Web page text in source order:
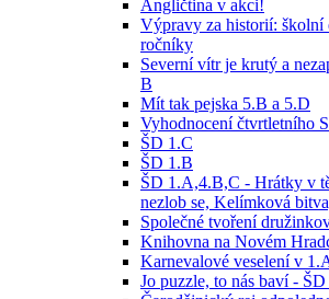
Angličtina v akci!
Výpravy za historií: školní
ročníky
Severní vítr je krutý a
B
Mít tak pejska 5.B a 5.D
Vyhodnocení čtvrtletního
ŠD 1.C
ŠD 1.B
ŠD 1.A,4.B,C - Hrátky v
nezlob se, Kelímková
Společné tvoření
Knihovna na Novém
Karnevalové veselení v
Jo puzzle, to nás baví -